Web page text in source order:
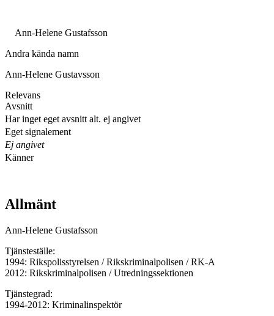
Ann-Helene Gustafsson
Andra kända namn
Ann-Helene Gustavsson
Relevans
Avsnitt
Har inget eget avsnitt alt. ej angivet
Eget signalement
Ej angivet
Känner
Allmänt
Ann-Helene Gustafsson
Tjänsteställe:
1994: Rikspolisstyrelsen / Rikskriminalpolisen / RK-A
2012: Rikskriminalpolisen / Utredningssektionen
Tjänstegrad:
1994-2012: Kriminalinspektör